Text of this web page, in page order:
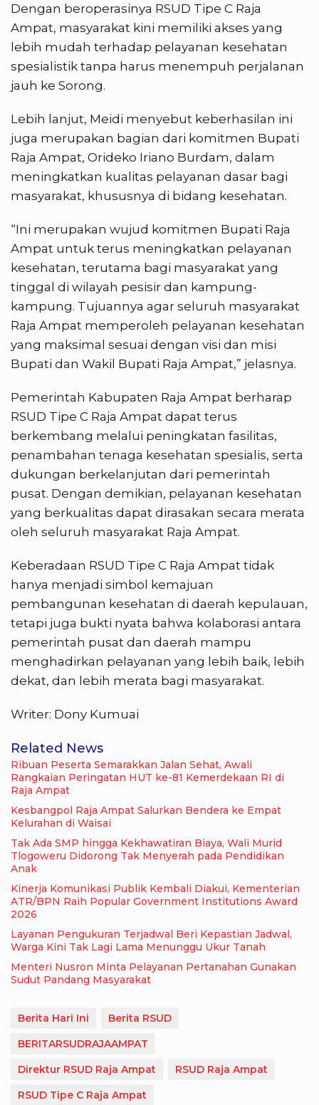
Dengan beroperasinya RSUD Tipe C Raja
Ampat, masyarakat kini memiliki akses yang
lebih mudah terhadap pelayanan kesehatan
spesialistik tanpa harus menempuh perjalanan
jauh ke Sorong.
Lebih lanjut, Meidi menyebut keberhasilan ini
juga merupakan bagian dari komitmen Bupati
Raja Ampat, Orideko Iriano Burdam, dalam
meningkatkan kualitas pelayanan dasar bagi
masyarakat, khususnya di bidang kesehatan.
“Ini merupakan wujud komitmen Bupati Raja
Ampat untuk terus meningkatkan pelayanan
kesehatan, terutama bagi masyarakat yang
tinggal di wilayah pesisir dan kampung-
kampung. Tujuannya agar seluruh masyarakat
Raja Ampat memperoleh pelayanan kesehatan
yang maksimal sesuai dengan visi dan misi
Bupati dan Wakil Bupati Raja Ampat,” jelasnya.
Pemerintah Kabupaten Raja Ampat berharap
RSUD Tipe C Raja Ampat dapat terus
berkembang melalui peningkatan fasilitas,
penambahan tenaga kesehatan spesialis, serta
dukungan berkelanjutan dari pemerintah
pusat. Dengan demikian, pelayanan kesehatan
yang berkualitas dapat dirasakan secara merata
oleh seluruh masyarakat Raja Ampat.
Keberadaan RSUD Tipe C Raja Ampat tidak
hanya menjadi simbol kemajuan
pembangunan kesehatan di daerah kepulauan,
tetapi juga bukti nyata bahwa kolaborasi antara
pemerintah pusat dan daerah mampu
menghadirkan pelayanan yang lebih baik, lebih
dekat, dan lebih merata bagi masyarakat.
Writer: Dony Kumuai
Related News
Ribuan Peserta Semarakkan Jalan Sehat, Awali
Rangkaian Peringatan HUT ke-81 Kemerdekaan RI di
Raja Ampat
Kesbangpol Raja Ampat Salurkan Bendera ke Empat
Kelurahan di Waisai
Tak Ada SMP hingga Kekhawatiran Biaya, Wali Murid
Tlogoweru Didorong Tak Menyerah pada Pendidikan
Anak
Kinerja Komunikasi Publik Kembali Diakui, Kementerian
ATR/BPN Raih Popular Government Institutions Award
2026
Layanan Pengukuran Terjadwal Beri Kepastian Jadwal,
Warga Kini Tak Lagi Lama Menunggu Ukur Tanah
Menteri Nusron Minta Pelayanan Pertanahan Gunakan
Sudut Pandang Masyarakat
Berita Hari Ini
Berita RSUD
BERITARSUDRAJAAMPAT
Direktur RSUD Raja Ampat
RSUD Raja Ampat
RSUD Tipe C Raja Ampat